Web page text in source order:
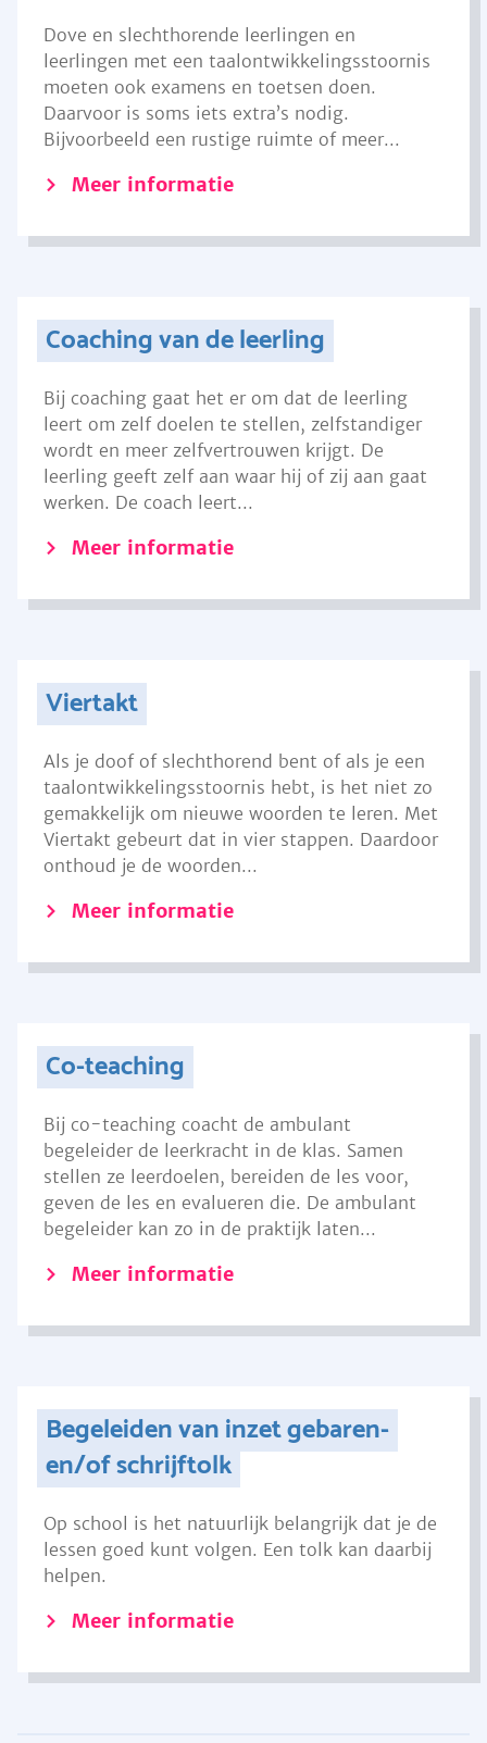
Dove en slechthorende leerlingen en
leerlingen met een taalontwikkelingsstoornis
moeten ook examens en toetsen doen.
Daarvoor is soms iets extra’s nodig.
Bijvoorbeeld een rustige ruimte of meer...
Meer informatie
Coaching van de leerling
Bij coaching gaat het er om dat de leerling
leert om zelf doelen te stellen, zelfstandiger
wordt en meer zelfvertrouwen krijgt. De
leerling geeft zelf aan waar hij of zij aan gaat
werken. De coach leert...
Meer informatie
Viertakt
Als je doof of slechthorend bent of als je een
taalontwikkelingsstoornis hebt, is het niet zo
gemakkelijk om nieuwe woorden te leren. Met
Viertakt gebeurt dat in vier stappen. Daardoor
onthoud je de woorden...
Meer informatie
Co-teaching
Bij co-teaching coacht de ambulant
begeleider de leerkracht in de klas. Samen
stellen ze leerdoelen, bereiden de les voor,
geven de les en evalueren die. De ambulant
begeleider kan zo in de praktijk laten...
Meer informatie
Begeleiden van inzet gebaren-
en/of schrijftolk
Op school is het natuurlijk belangrijk dat je de
lessen goed kunt volgen. Een tolk kan daarbij
helpen.
Meer informatie